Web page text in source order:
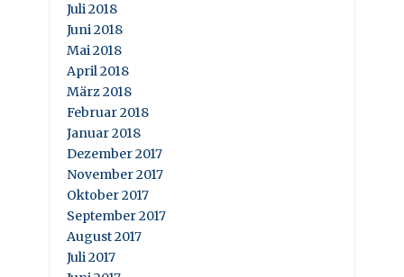
Juli 2018
Juni 2018
Mai 2018
April 2018
März 2018
Februar 2018
Januar 2018
Dezember 2017
November 2017
Oktober 2017
September 2017
August 2017
Juli 2017